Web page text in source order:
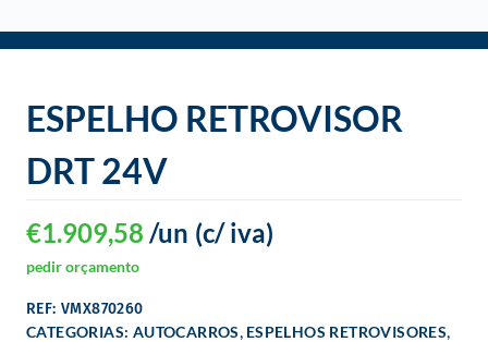
ESPELHO RETROVISOR
DRT 24V
€1.909,58 (c/ iva)
/un
pedir orçamento
REF: VMX870260
CATEGORIAS: AUTOCARROS, ESPELHOS RETROVISORES,